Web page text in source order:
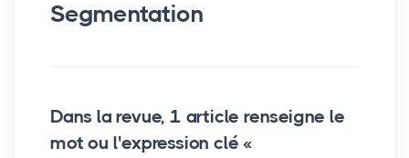
Segmentation
Dans la revue, 1 article renseigne le
mot ou l'expression clé «